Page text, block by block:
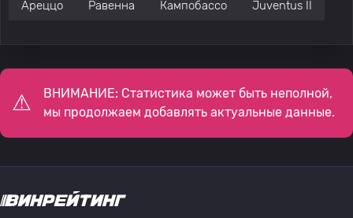
Ареццо Равенна Кампобассо Juventus II
ВНИМАНИЕ: Статистика может быть неполной,
мы продолжаем добавлять актуальные данные.